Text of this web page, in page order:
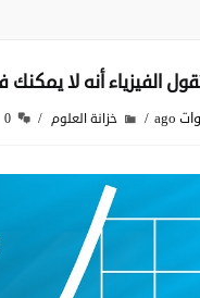
الفيزياء أنه لا
خزانة العلوم 0